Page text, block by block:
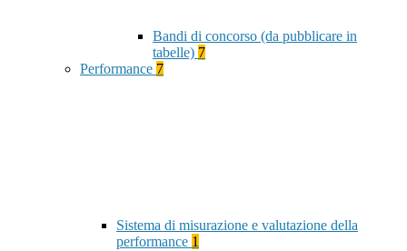
Bandi di concorso (da pubblicare in
tabelle) 7
Performance 7
Sistema di misurazione e valutazione della
performance 1